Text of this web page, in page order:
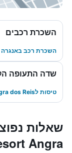
השכרת רכבים
השכרת רכב באנגרה
שדה התעופה
טיסות לAngra dos Reis
Angra